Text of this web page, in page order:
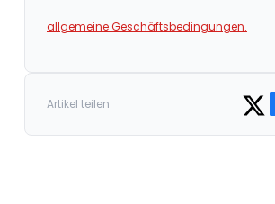
allgemeine Geschäftsbedingungen.
Artikel teilen